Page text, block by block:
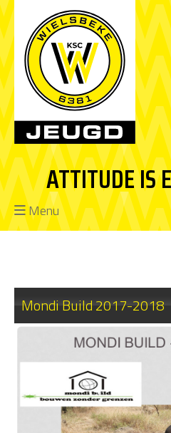
ATTITUDE IS
Menu
Mondi Build 2017-2018